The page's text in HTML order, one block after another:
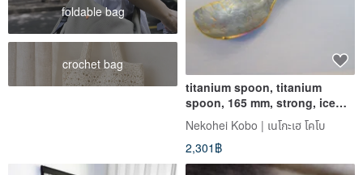
foldable bag
crochet bag
titanium spoon, titanium
spoon, 165 mm, strong, ice
cream
Nekohei Kobo | เนโกะเฮ โคโบ
2,301฿